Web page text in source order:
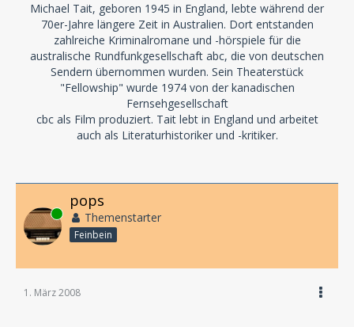
Michael Tait, geboren 1945 in England, lebte während der
70er-Jahre längere Zeit in Australien. Dort entstanden
zahlreiche Kriminalromane und -hörspiele für die
australische Rundfunkgesellschaft abc, die von deutschen
Sendern übernommen wurden. Sein Theaterstück
"Fellowship" wurde 1974 von der kanadischen
Fernsehgesellschaft
cbc als Film produziert. Tait lebt in England und arbeitet
auch als Literaturhistoriker und -kritiker.
Online
pops
Themenstarter
Feinbein
1. März 2008